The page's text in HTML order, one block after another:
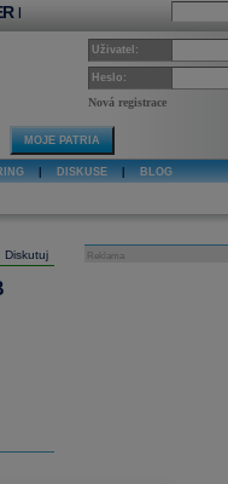
|
Uživatel:
Heslo:
Nová registrace
MOJE PATRIA
DISKUSE BLOG
Diskutuj Reklama